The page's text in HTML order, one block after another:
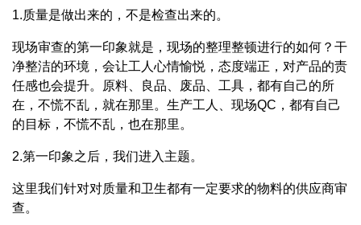
1.质量是做出来的，不是检查出来的。
现场审查的第一印象就是，现场的整理整顿进行的如何？干
净整洁的环境，会让工人心情愉悦，态度端正，对产品的责
任感也会提升。原料、良品、废品、工具，都有自己的所
在，不慌不乱，就在那里。生产工人、现场QC，都有自己
的目标，不慌不乱，也在那里。
2.第一印象之后，我们进入主题。
这里我们针对对质量和卫生都有一定要求的物料的供应商审
查。